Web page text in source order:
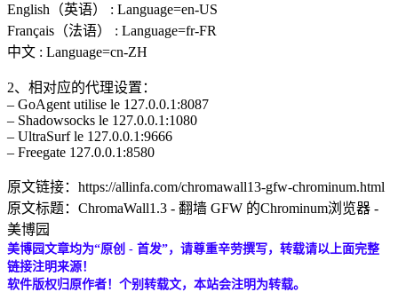
English（英语） : Language=en-US
Français（法语） : Language=fr-FR
中文 : Language=cn-ZH
2、相对应的代理设置：
– GoAgent utilise le 127.0.0.1:8087
– Shadowsocks le 127.0.0.1:1080
– UltraSurf le 127.0.0.1:9666
– Freegate 127.0.0.1:8580
原文链接：https://allinfa.com/chromawall13-gfw-chrominum.html
原文标题：ChromaWall1.3 - 翻墙 GFW 的Chrominum浏览器 -
美博园
美博园文章均为“原创 - 首发”，请尊重辛劳撰写，转载请以上面完整
链接注明来源！
软件版权归原作者！个别转载文，本站会注明为转载。